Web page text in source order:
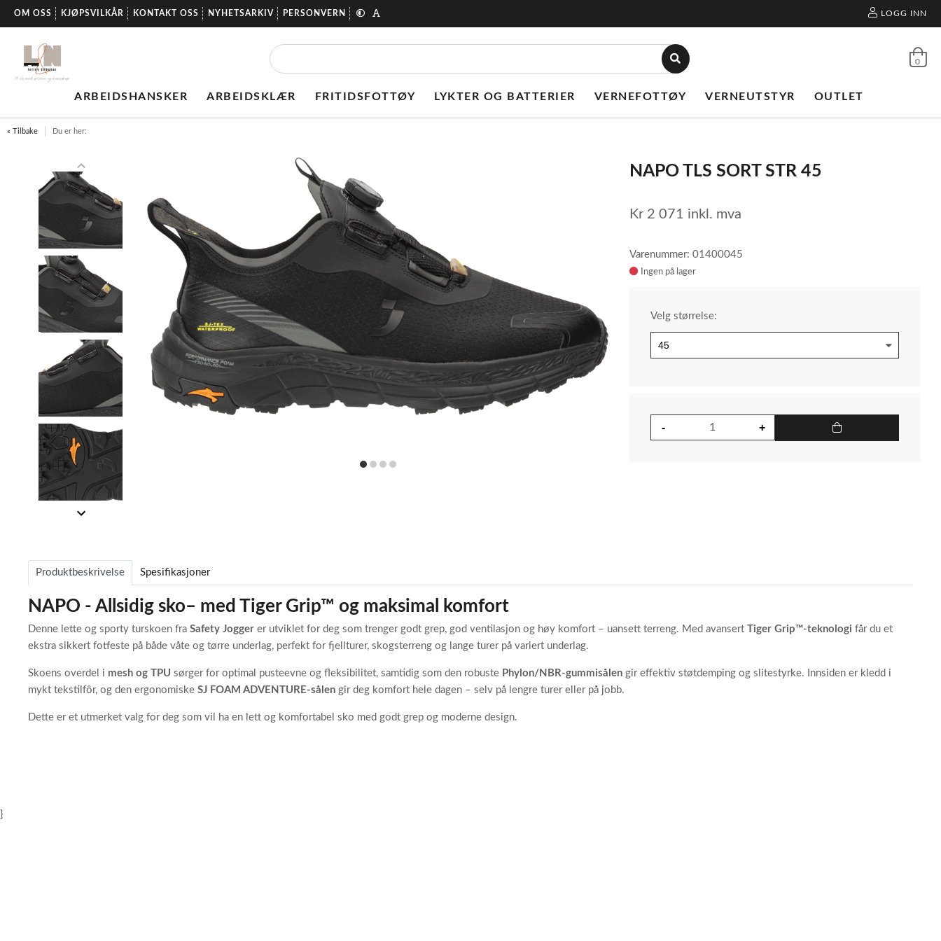
OM OSS KJØPSVILKÅR KONTAKT OSS NYHETSARKIV PERSONVERN LOGG INN
0
ARBEIDSHANSKER ARBEIDSKLÆR FRITIDSFOTTØY LYKTER OG BATTERIER VERNEFOTTØY VERNEUTSTYR OUTLET
« Tilbake Du er her:
of
itemitemitemitem
NAPO TLS SORT STR 45
Kr 2 071 inkl. mva
Varenummer: 01400045
Ingen på lager
Velg størrelse:
Produktbeskrivelse Spesifikasjoner
NAPO - Allsidig sko– med Tiger Grip™ og maksimal komfort
Denne lette og sporty turskoen fra Safety Jogger er utviklet for deg som trenger godt grep, god ventilasjon og høy komfort – uansett terreng. Med avansert Tiger Grip™-teknologi får du et
ekstra sikkert fotfeste på både våte og tørre underlag, perfekt for fjellturer, skogsterreng og lange turer på variert underlag.
Skoens overdel i mesh og TPU sørger for optimal pusteevne og fleksibilitet, samtidig som den robuste Phylon/NBR-gummisålen gir effektiv støtdemping og slitestyrke. Innsiden er kledd i
mykt tekstilfôr, og den ergonomiske SJ FOAM ADVENTURE-sålen gir deg komfort hele dagen – selv på lengre turer eller på jobb.
Dette er et utmerket valg for deg som vil ha en lett og komfortabel sko med godt grep og moderne design.
}